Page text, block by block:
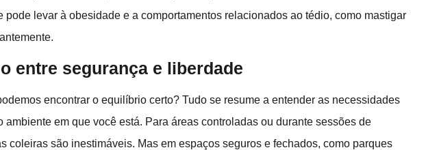
pode levar à obesidade e a comportamentos relacionados ao tédio, como mastigar
entre segurança e liberdade
encontrar o equilíbrio certo? Tudo se resume a entender as necessidades
ambiente em que você está. Para áreas controladas ou durante sessões de
coleiras são inestimáveis. Mas em espaços seguros e fechados, como parques